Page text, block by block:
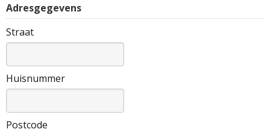
Adresgegevens
Straat
Huisnummer
Postcode